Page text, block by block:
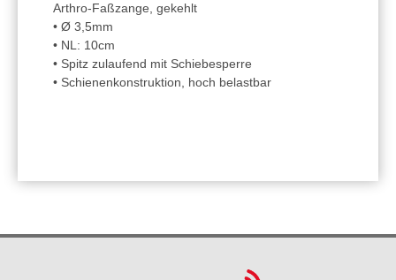
Arthro-Faßzange, gekehlt
• Ø 3,5mm
• NL: 10cm
• Spitz zulaufend mit Schiebesperre
• Schienenkonstruktion, hoch belastbar